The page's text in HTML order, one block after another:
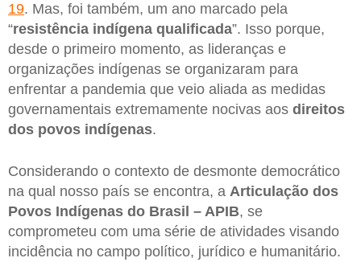
19. Mas, foi também, um ano marcado pela
“resistência indígena qualificada”. Isso porque,
desde o primeiro momento, as lideranças e
organizações indígenas se organizaram para
enfrentar a pandemia que veio aliada as medidas
governamentais extremamente nocivas aos direitos
dos povos indígenas.
Considerando o contexto de desmonte democrático
na qual nosso país se encontra, a Articulação dos
Povos Indígenas do Brasil – APIB, se
comprometeu com uma série de atividades visando
incidência no campo político, jurídico e humanitário.